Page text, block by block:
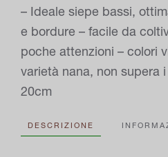
– Ideale siepe bassi,
e bordure – facile da
poche attenzioni – colori
varietà nana, non supera
20cm
DESCRIZIONE